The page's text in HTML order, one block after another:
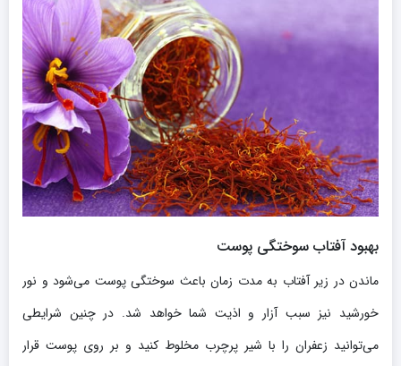
بهبود آفتاب سوختگی پوست
ماندن در زیر آفتاب به مدت زمان باعث سوختگی پوست می‌شود و نور
خورشید نیز سبب آزار و اذیت شما خواهد شد. در چنین شرایطی
می‌توانید زعفران را با شیر پرچرب مخلوط کنید و بر روی پوست قرار